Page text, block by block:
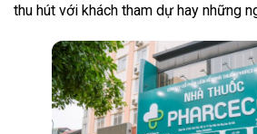
thu hút với khách tham dự hay những